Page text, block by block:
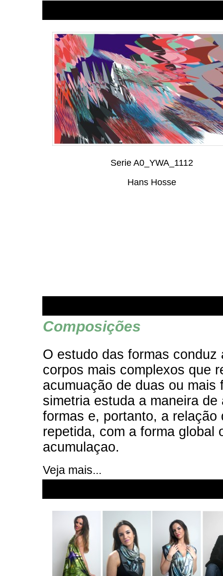
Serie A0_YWA_1112
Hans Hosse
Composições
O estudo das formas conduz
corpos mais complexos que
acumuação de duas ou mais
simetria estuda a maneira de
formas e, portanto, a relação
repetida, com a forma global
acumulaçao.
Veja mais...